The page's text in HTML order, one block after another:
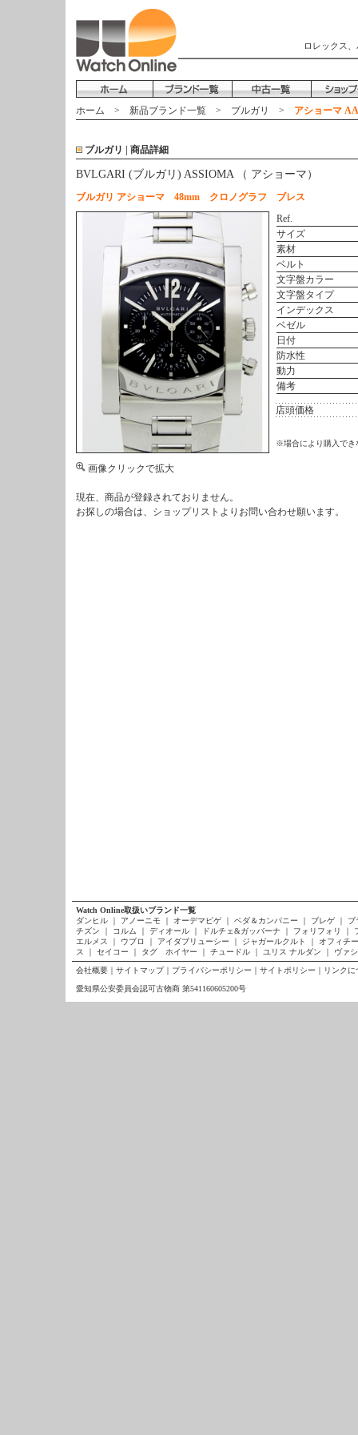
ロレックス
ホーム > 新品ブランド一覧 > ブルガリ > アショーマ
ブルガリ | 商品詳細
BVLGARI (ブルガリ) ASSIOMA （ アショーマ）
ブルガリ アショーマ 48mm クロノグラフ ブレス
画像クリックで拡大
Ref.
サイズ
素材
ベルト
文字盤カラー
文字盤タイプ
インデックス
ベゼル
日付
防水性
動力
備考
店頭価格
※場合により購入でき
現在、商品が登録されておりません。
お探しの場合は、 ショップリスト よりお問い合わせ願います。
Watch Online取扱いブランド一覧
ダンヒル
｜ アノーニモ ｜ オーデマピゲ ｜ ベダ＆カンパニー ｜ ブレゲ ｜
ブ
チズン
｜ コルム ｜ ディオール ｜ ドルチェ&ガッバーナ ｜ フォリフォリ ｜
エルメス
｜ ウブロ ｜ アイダブリューシー ｜ ジャガールクルト ｜
オフィチ
ス
｜ セイコー ｜ タグ ホイヤー ｜ チュードル ｜ ユリス ナルダン ｜ ヴァ
会社概要 ｜ サイトマップ｜ プライバシーポリシー ｜ サイトポリシー ｜ リンクに
愛知県公安委員会認可古物商 第541160605200号